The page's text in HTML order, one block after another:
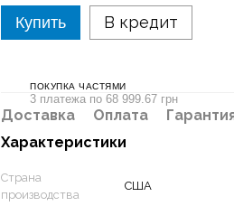
Купить В кредит
ПОКУПКА ЧАСТЯМИ
3 платежа по 68 999.67 грн
Доставка Оплата
Характеристики
Страна
производства
США